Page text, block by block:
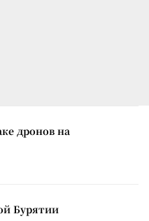
дронов на
Бурятии